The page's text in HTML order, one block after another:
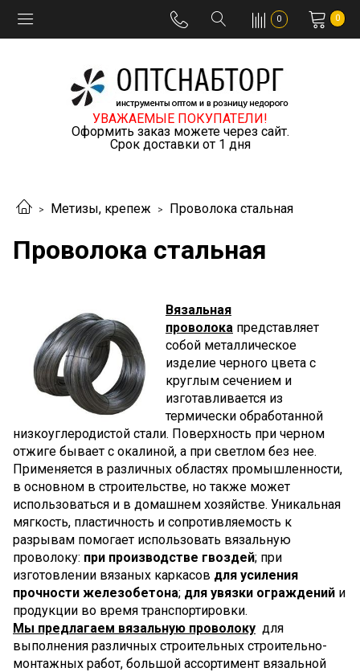
0 0
УВАЖАЕМЫЕ ПОКУПАТЕЛИ!
Оформить заказ можете через сайт.
Срок доставки от 1 дня
Метизы, крепеж Проволока стальная
Проволока стальная
Вязальная
проволока представляет
собой металлическое
изделие черного цвета с
круглым сечением и
изготавливается из
термически обработанной
низкоуглеродистой стали. Поверхность при черном
отжиге бывает с окалиной, а при светлом без нее.
Применяется в различных областях промышленности,
в основном в строительстве, но также может
использоваться и в домашнем хозяйстве. Уникальная
мягкость, пластичность и сопротивляемость к
разрывам помогает использовать вязальную
проволоку: при производстве гвоздей; при
изготовлении вязаных каркасов для усиления
прочности железобетона; для увязки ограждений и
продукции во время транспортировки.
Мы предлагаем вязальную проволоку для
выполнения различных строительных строительно-
монтажных работ, большой ассортимент вязальной